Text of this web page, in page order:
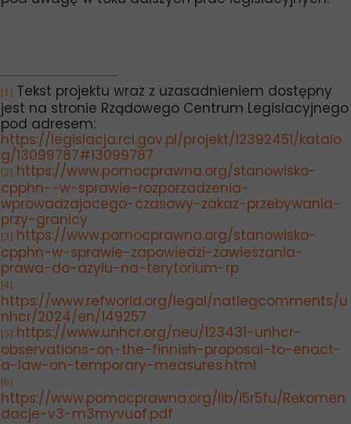
[1] Tekst projektu wraz z uzasadnieniem dostępny
jest na stronie Rządowego Centrum Legislacyjnego
pod adresem:
https://legislacja.rcl.gov.pl/projekt/12392451/katalo
g/13099787#13099787
[2] https://www.pomocprawna.org/stanowisko-
cpphn--w-sprawie-rozporzadzenia-
wprowadzajacego-czasowy-zakaz-przebywania-
przy-granicy
[3] https://www.pomocprawna.org/stanowisko-
cpphn-w-sprawie-zapowiedzi-zawieszania-
prawa-do-azylu-na-terytorium-rp
[4]
https://www.refworld.org/legal/natlegcomments/u
nhcr/2024/en/149257
[5] https://www.unhcr.org/neu/123431-unhcr-
observations-on-the-finnish-proposal-to-enact-
a-law-on-temporary-measures.html
[6]
https://www.pomocprawna.org/lib/i5r5fu/Rekomen
dacje-v3-m3myvuof.pdf